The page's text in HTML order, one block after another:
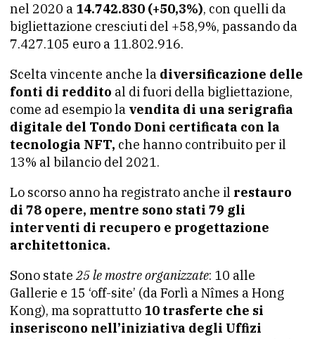
nel 2020 a 14.742.830 (+50,3%), con quelli da
bigliettazione cresciuti del +58,9%, passando da
7.427.105 euro a 11.802.916.
Scelta vincente anche la diversificazione delle
fonti di reddito al di fuori della bigliettazione,
come ad esempio la vendita di una serigrafia
digitale del Tondo Doni certificata con la
tecnologia NFT, che hanno contribuito per il
13% al bilancio del 2021.
Lo scorso anno ha registrato anche il restauro
di 78 opere, mentre sono stati 79 gli
interventi di recupero e progettazione
architettonica.
Sono state 25 le mostre organizzate: 10 alle
Gallerie e 15 ‘off-site’ (da Forlì a Nîmes a Hong
Kong), ma soprattutto 10 trasferte che si
inseriscono nell’iniziativa degli Uffizi